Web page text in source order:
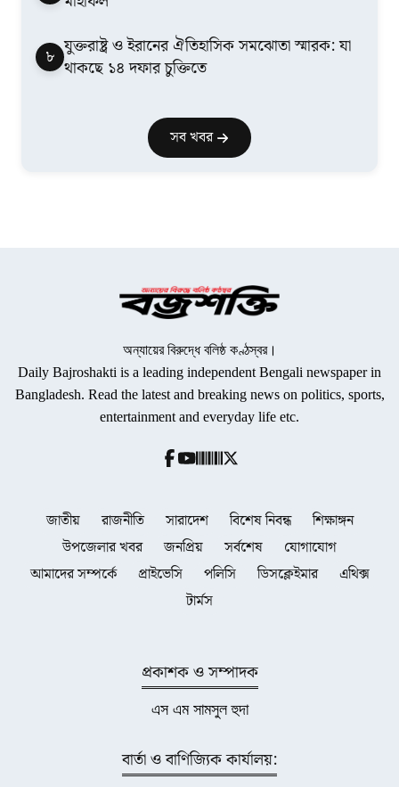
৮ যুক্তরাষ্ট্র ও ইরানের ঐতিহাসিক সমঝোতা স্মারক: যা
থাকছে ১৪ দফার চুক্তিতে
সব খবর
অন্যায়ের বিরুদ্ধে বলিষ্ঠ কণ্ঠস্বর।
Daily Bajroshakti is a leading independent Bengali newspaper in
Bangladesh. Read the latest and breaking news on politics, sports,
entertainment and everyday life etc.
জাতীয় রাজনীতি সারাদেশ বিশেষ নিবন্ধ
শিক্ষাঙ্গন
উপজেলার খবর
জনপ্রিয় সর্বশেষ
যোগাযোগ
আমাদের সম্পর্কে
প্রাইভেসি পলিসি ডিসক্লেইমার
এথিক্স
টার্মস
প্রকাশক ও সম্পাদক
এস এম সামসুল হুদা
বার্তা ও বাণিজ্যিক কার্যালয়: